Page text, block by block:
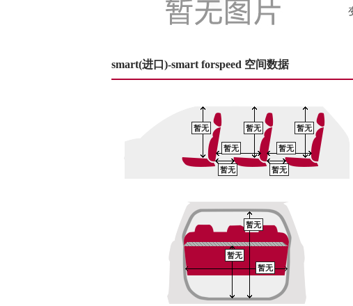
smart(进口)-smart forspeed 空间数据
暂无 暂无 暂无
暂无
暂无 暂无
暂无
暂无
暂无
暂无